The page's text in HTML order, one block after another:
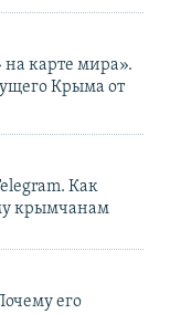
на карте мира».
Крыма от
Как
крымчанам
его